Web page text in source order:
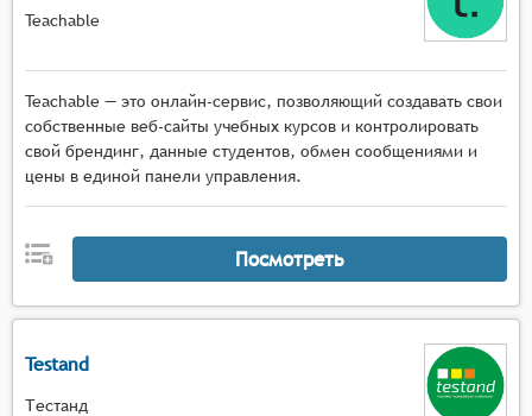
Teachable
Teachable — это онлайн-сервис, позволяющий создавать свои
собственные веб-сайты учебных курсов и контролировать
свой брендинг, данные студентов, обмен сообщениями и
цены в единой панели управления.
Посмотреть
Testand
Тестанд